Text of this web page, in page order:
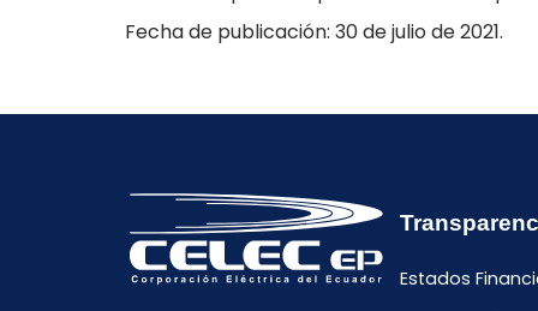
Fecha de publicación: 30 de julio de 2021.
Estados